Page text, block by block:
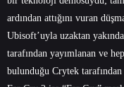
ardından attığını vuran
Ubisoft’uyla uzaktan
tarafından yayımlanan ve
bulunduğu Crytek